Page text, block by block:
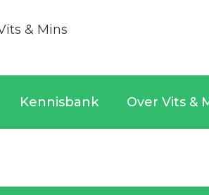
Kennisbank Over Vits &